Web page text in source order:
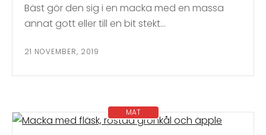
Bäst gör den sig i en macka med en massa
annat gott eller till en bit stekt…
21 NOVEMBER, 2019
MAT